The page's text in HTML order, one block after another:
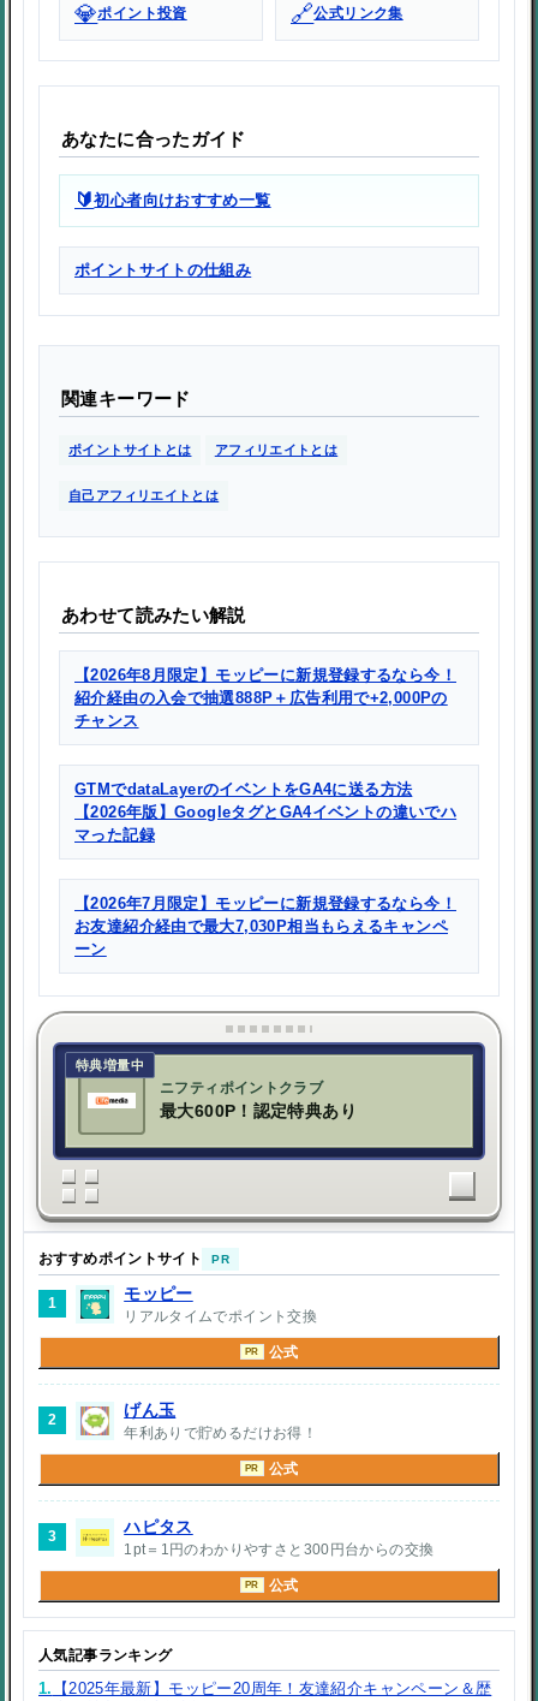
💎ポイント投資 🔗公式リンク集
あなたに合ったガイド
🔰初心者向けおすすめ一覧
ポイントサイトの仕組み
関連キーワード
ポイントサイトとは アフィリエイトとは
自己アフィリエイトとは
あわせて読みたい解説
【2026年8月限定】モッピーに新規登録するなら今！
紹介経由の入会で抽選888P＋広告利用で+2,000Pの
チャンス
GTMでdataLayerのイベントをGA4に送る方法
【2026年版】GoogleタグとGA4イベントの違いでハ
マった記録
【2026年7月限定】モッピーに新規登録するなら今！
お友達紹介経由で最大7,030P相当もらえるキャンペ
ーン
特典増量中
ニフティポイントクラブ
最大600P！認定特典あり
おすすめポイントサイト PR
1
モッピー
リアルタイムでポイント交換
PR 公式
2
げん玉
年利ありで貯めるだけお得！
PR 公式
3
ハピタス
1pt＝1円のわかりやすさと300円台からの交換
PR 公式
人気記事ランキング
1.
【2025年最新】モッピー20周年！友達紹介キャンペーン＆歴